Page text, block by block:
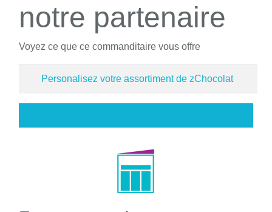
notre partenaire
Voyez ce que ce commanditaire vous offre
Personalisez votre assortiment de zChocolat